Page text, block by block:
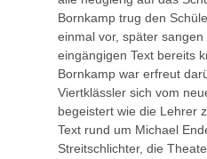
Bornkamp trug den
einmal vor, später
eingängigen Text bereits
Bornkamp war erfreut
Viertklässler sich vom
begeistert wie die Lehrer
Text rund um Michael
Streitschlichter, die